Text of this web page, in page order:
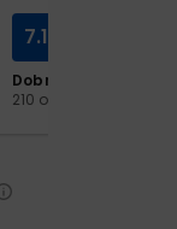
Dobry
210 opinii
7.1